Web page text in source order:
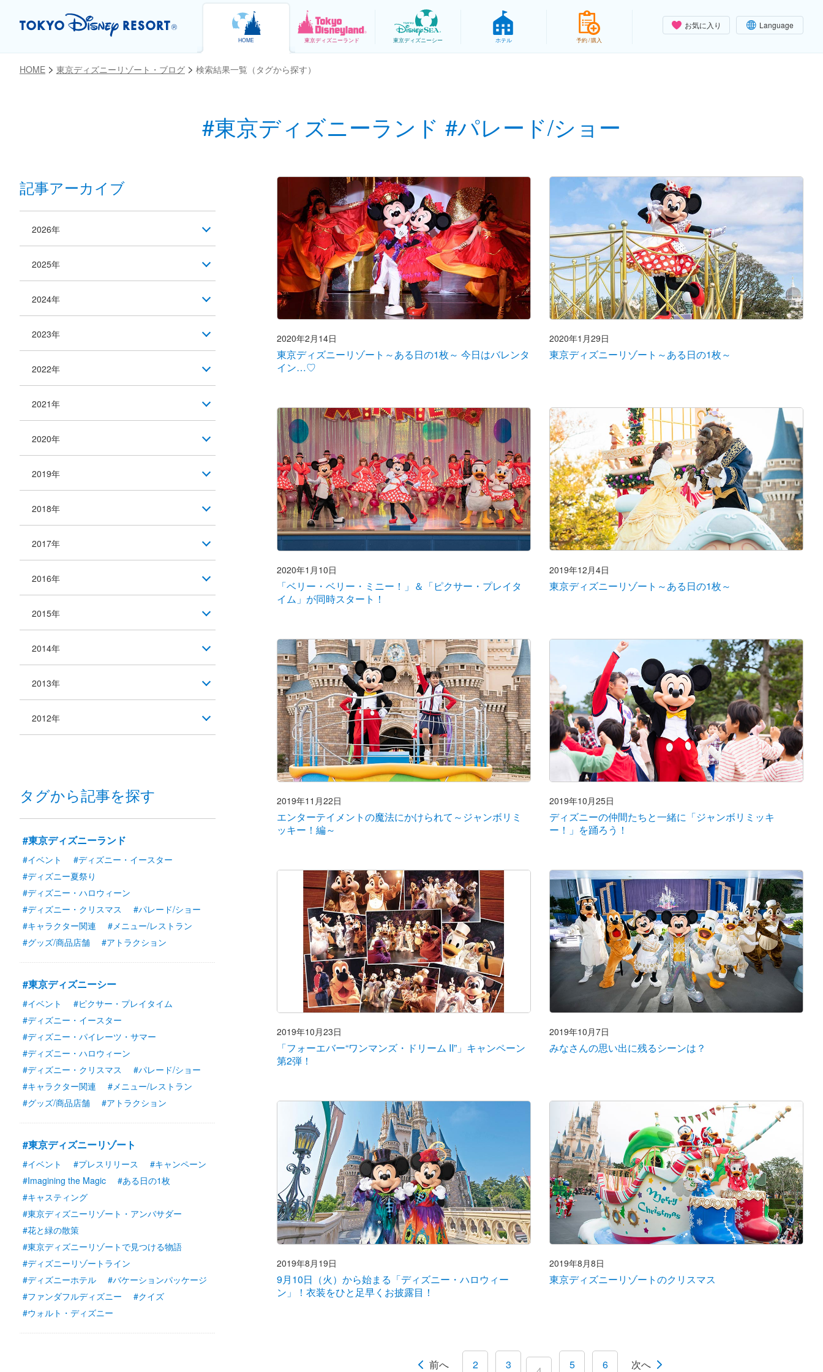
お気に入り Language
HOME 東京ディズニーランド 東京ディズニーシー ホテル 予約 / 購入
HOME 東京ディズニーリゾート・ブログ 検索結果一覧（タグから探す）
#東京ディズニーランド #パレード/ショー
2020年2月14日
東京ディズニーリゾート～ある日の1枚～ 今日はバレンタ
イン…♡
2020年1月29日
東京ディズニーリゾート～ある日の1枚～
2020年1月10日
「ベリー・ベリー・ミニー！」＆「ピクサー・プレイタ
イム」が同時スタート！
2019年12月4日
東京ディズニーリゾート～ある日の1枚～
2019年11月22日
エンターテイメントの魔法にかけられて～ジャンボリミ
ッキー！編～
2019年10月25日
ディズニーの仲間たちと一緒に「ジャンボリミッキ
ー！」を踊ろう！
2019年10月23日
「フォーエバー“ワンマンズ・ドリーム II”」キャンペーン
第2弾！
2019年10月7日
みなさんの思い出に残るシーンは？
2019年8月19日
9月10日（火）から始まる「ディズニー・ハロウィー
ン」！衣装をひと足早くお披露目！
2019年8月8日
東京ディズニーリゾートのクリスマス
前へ 2 3 5 6 次へ
記事アーカイブ
2026年
2025年
2024年
2023年
2022年
2021年
2020年
2019年
2018年
2017年
2016年
2015年
2014年
2013年
2012年
タグから記事を探す
#東京ディズニーランド
#イベント
#ディズニー・イースター
#ディズニー夏祭り
#ディズニー・ハロウィーン
#ディズニー・クリスマス
#パレード/ショー
#キャラクター関連
#メニュー/レストラン
#グッズ/商品店舗
#アトラクション
#東京ディズニーシー
#イベント
#ピクサー・プレイタイム
#ディズニー・イースター
#ディズニー・パイレーツ・サマー
#ディズニー・ハロウィーン
#ディズニー・クリスマス
#パレード/ショー
#キャラクター関連
#メニュー/レストラン
#グッズ/商品店舗
#アトラクション
#東京ディズニーリゾート
#イベント #プレスリリース
#キャンペーン
#Imagining the Magic
#ある日の1枚
#キャスティング
#東京ディズニーリゾート・アンバサダー
#花と緑の散策
#東京ディズニーリゾートで見つける物語
#ディズニーリゾートライン
#ディズニーホテル
#バケーションパッケージ
#ファンダフルディズニー
#クイズ
#ウォルト・ディズニー